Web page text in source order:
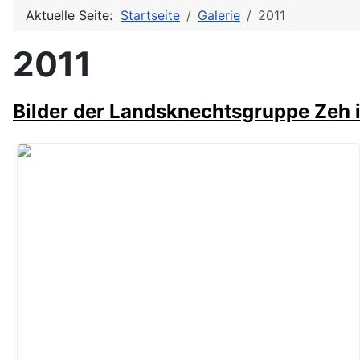
Aktuelle Seite: Startseite Galerie 2011
2011
Bilder der Landsknechtsgruppe Zeh